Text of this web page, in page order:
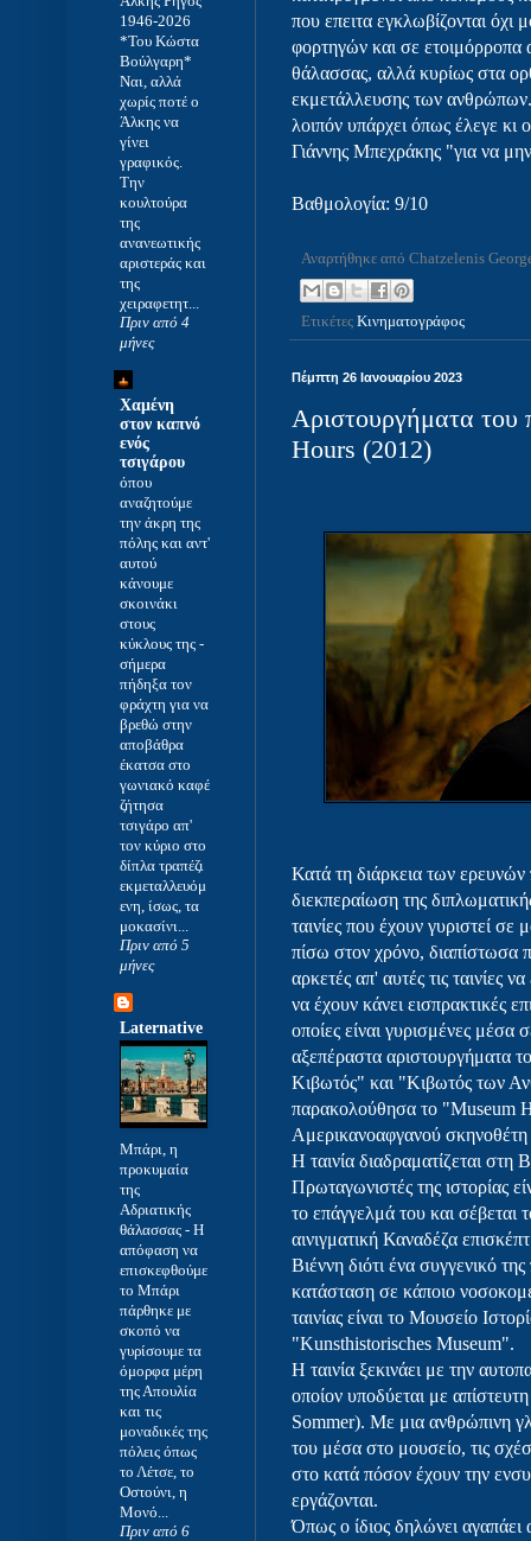
που επειτα εγκλωβίζονται όχι
φορτηγών και σε ετοιμόρροπα
θάλασσας, αλλά κυρίως στα
εκμετάλλευσης των ανθρώπων.
λοιπόν υπάρχει όπως έλεγε
Γιάννης Μπεχράκης "για να
Βαθμολογία: 9/10
Αναρτήθηκε από Chatzelenis
Ετικέτες Κινηματογράφος
Πέμπτη 26 Ιανουαρίου 2023
Αριστουργήματα του
Hours (2012)
Κατά τη διάρκεια των
διεκπεραίωση της
ταινίες που έχουν γυριστεί
πίσω στον χρόνο, διαπίστωσα
αρκετές απ' αυτές τις ταινίες
να έχουν κάνει εισπρακτικές
οποίες είναι γυρισμένες
αξεπέραστα αριστουργήματα
Κιβωτός" και "Κιβωτός των
παρακολούθησα το "Museum
Αμερικανοαφγανού
Η ταινία διαδραματίζεται στη
Πρωταγωνιστές της ιστορίας
το επάγγελμά του και σέβεται
αινιγματική Καναδέζα
Βιέννη διότι ένα συγγενικό
κατάσταση σε κάποιο
ταινίας είναι το Μουσείο
"Kunsthistorisches Museum".
Η ταινία ξεκινάει με την
οποίον υποδύεται με
Sommer). Με μια ανθρώπινη
του μέσα στο μουσείο, τις
στο κατά πόσον έχουν την
εργάζονται.
Όπως ο ίδιος δηλώνει αγαπάει
1946-2026
*Του Κώστα
Βούλγαρη*
Ναι, αλλά
χωρίς ποτέ ο
Άλκης να
γίνει
γραφικός.
Την
κουλτούρα
της
ανανεωτικής
αριστεράς και
της
χειραφετητ...
Πριν από 4
μήνες
Χαμένη
στον καπνό
ενός
τσιγάρου
όπου
αναζητούμε
την άκρη της
πόλης και αντ'
αυτού
κάνουμε
σκοινάκι
στους
κύκλους της -
σήμερα
πήδηξα τον
φράχτη για να
βρεθώ στην
αποβάθρα
έκατσα στο
γωνιακό καφέ
ζήτησα
τσιγάρο απ'
τον κύριο στο
δίπλα τραπέζι
εκμεταλλευόμ
ενη, ίσως, τα
μοκασίνι...
Πριν από 5
μήνες
Laternative
Μπάρι, η
προκυμαία
της
Αδριατικής
θάλασσας - Η
απόφαση να
επισκεφθούμε
το Μπάρι
πάρθηκε με
σκοπό να
γυρίσουμε τα
όμορφα μέρη
της Απουλία
και τις
μοναδικές της
πόλεις όπως
το Λέτσε, το
Οστούνι, η
Μονό...
Πριν από 6